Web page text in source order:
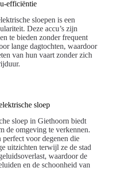
efficiëntie
sloepen is een
Deze accu’s zijn
te bieden zonder frequent
lange dagtochten, waardoor
van hun vaart zonder zich
sloep
sloep in Giethoorn biedt
de omgeving te verkennen.
voor degenen die
uitzichten terwijl ze de stad
waardoor de
en de schoonheid van